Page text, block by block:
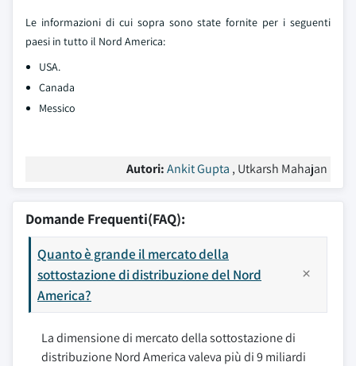
Le informazioni di cui sopra sono state fornite per i seguenti
paesi in tutto il Nord America:
USA.
Canada
Messico
Autori:Ankit Gupta , Utkarsh Mahajan
Domande Frequenti(FAQ):
Quanto è grande il mercato della
sottostazione di distribuzione del Nord
America?
La dimensione di mercato della sottostazione di
distribuzione Nord America valeva più di 9 miliardi